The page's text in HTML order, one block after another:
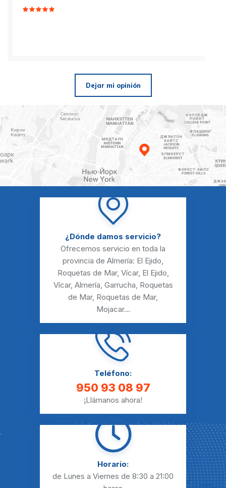
Dejar mi opinión
¿Dónde damos servicio?
Ofrecemos servicio en toda la
provincia de Almería: El Ejido,
Roquetas de Mar, Vícar, El Ejido,
Vícar, Almería, Garrucha, Roquetas
de Mar, Roquetas de Mar,
Mojacar...
Teléfono:
950 93 08 97
¡Llámanos ahora!
Horario:
de Lunes a Viernes de 8:30 a 21:00